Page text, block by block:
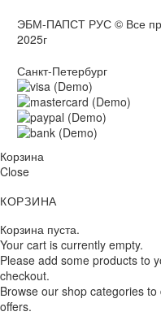
ЭБМ-ПАПСТ РУС ©
2025г
Санкт-Петербург
Корзина
Close
КОРЗИНА
Корзина пуста.
Your cart is currently empty.
Please add some products to
checkout.
Browse our shop categories
offers.